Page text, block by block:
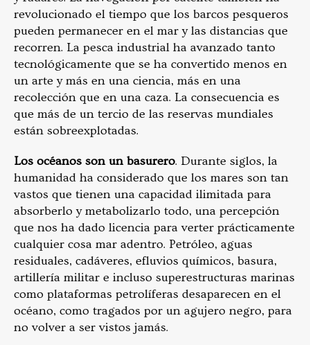
revolucionado el tiempo que los barcos pesqueros
pueden permanecer en el mar y las distancias que
recorren. La pesca industrial ha avanzado tanto
tecnológicamente que se ha convertido menos en
un arte y más en una ciencia, más en una
recolección que en una caza. La consecuencia es
que más de un tercio de las reservas mundiales
están sobreexplotadas.
Los océanos son un basurero. Durante siglos, la
humanidad ha considerado que los mares son tan
vastos que tienen una capacidad ilimitada para
absorberlo y metabolizarlo todo, una percepción
que nos ha dado licencia para verter prácticamente
cualquier cosa mar adentro. Petróleo, aguas
residuales, cadáveres, efluvios químicos, basura,
artillería militar e incluso superestructuras marinas
como plataformas petrolíferas desaparecen en el
océano, como tragados por un agujero negro, para
no volver a ser vistos jamás.